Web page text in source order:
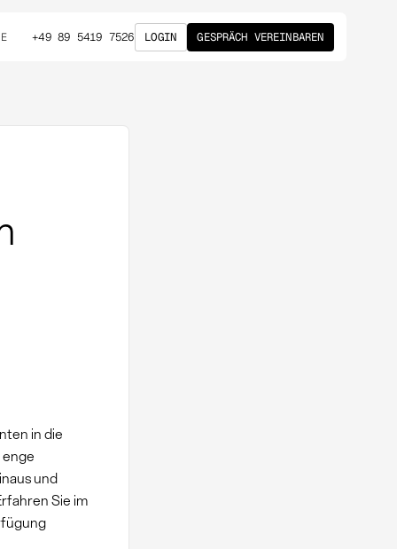
+49 89 5419 7526 LOGIN GESPRÄCH VEREINBAREN
in die
und
Sie im